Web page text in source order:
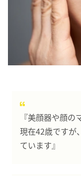
『美顔器や顔の
現在42歳ですが
ています』